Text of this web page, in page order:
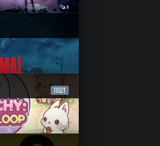
3
TESZT
11